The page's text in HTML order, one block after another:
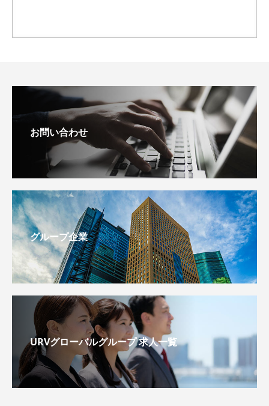
お問い合わせ
グループ企業
URVグローバルグループ 求人一覧